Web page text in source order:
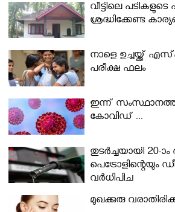
വീട്ടിലെ
ശ്രദ്ധിക്കേണ്ട
നാളെ ഉച്ചയ്ക്ക്
പരീക്ഷ ഫലം
ഇന്ന് സംസ്ഥാനത്ത്
കോവിഡ് ...
തുടർച്ചയായി 20-
പെട്രോളിന്റെയും
വര്‍ധിപ്പിച്ചു
മുഖക്കുരു